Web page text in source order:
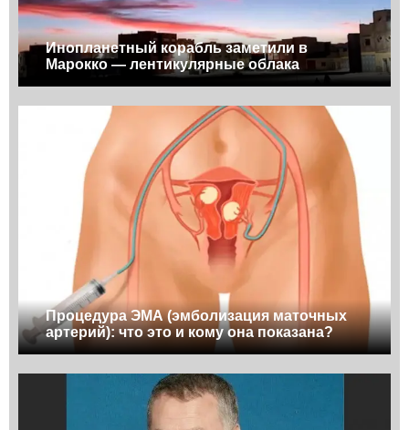
Инопланетный корабль заметили в
Марокко — лентикулярные облака
Процедура ЭМА (эмболизация маточных
артерий): что это и кому она показана?